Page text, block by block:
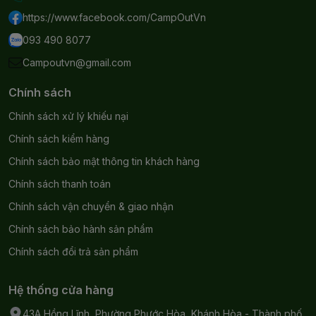
https://www.facebook.com/CampOutVn
093 490 8077
Campoutvn@gmail.com
Chính sách
Chính sách xử lý khiếu nại
Chính sách kiểm hàng
Chính sách bảo mật thông tin khách hàng
Chính sách thanh toán
Chính sách vận chuyển & giao nhận
Chính sách bảo hành sản phẩm
Chính sách đổi trả sản phẩm
Hệ thống cửa hàng
43A Hồng Lĩnh, Phường Phước Hòa, Khánh Hòa - Thành phố